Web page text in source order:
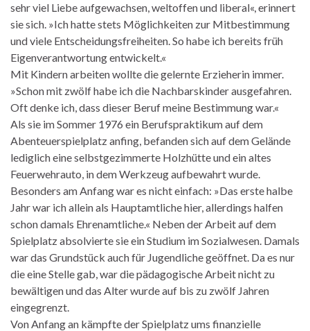
sehr viel Liebe aufgewachsen, weltoffen und liberal«, erinnert
sie sich. »Ich hatte stets Möglichkeiten zur Mitbestimmung
und viele Entscheidungsfreiheiten. So habe ich bereits früh
Eigenverantwortung entwickelt.«
Mit Kindern arbeiten wollte die gelernte Erzieherin immer.
»Schon mit zwölf habe ich die Nachbarskinder ausgefahren.
Oft denke ich, dass dieser Beruf meine Bestimmung war.«
Als sie im Sommer 1976 ein Berufspraktikum auf dem
Abenteuerspielplatz anfing, befanden sich auf dem Gelände
lediglich eine selbstgezimmerte Holzhütte und ein altes
Feuerwehrauto, in dem Werkzeug aufbewahrt wurde.
Besonders am Anfang war es nicht einfach: »Das erste halbe
Jahr war ich allein als Hauptamtliche hier, allerdings halfen
schon damals Ehrenamtliche.« Neben der Arbeit auf dem
Spielplatz absolvierte sie ein Studium im Sozialwesen. Damals
war das Grundstück auch für Jugendliche geöffnet. Da es nur
die eine Stelle gab, war die pädagogische Arbeit nicht zu
bewältigen und das Alter wurde auf bis zu zwölf Jahren
eingegrenzt.
Von Anfang an kämpfte der Spielplatz ums finanzielle